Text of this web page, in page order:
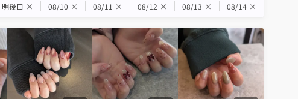
明後日 × 08/10 × 08/11 × 08/12 × 08/13 × 08/14 ×